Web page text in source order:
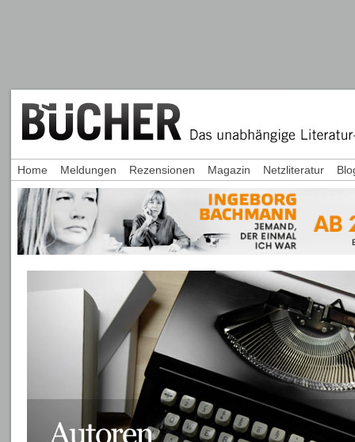
Home Meldungen Rezensionen Magazin Netzliteratur